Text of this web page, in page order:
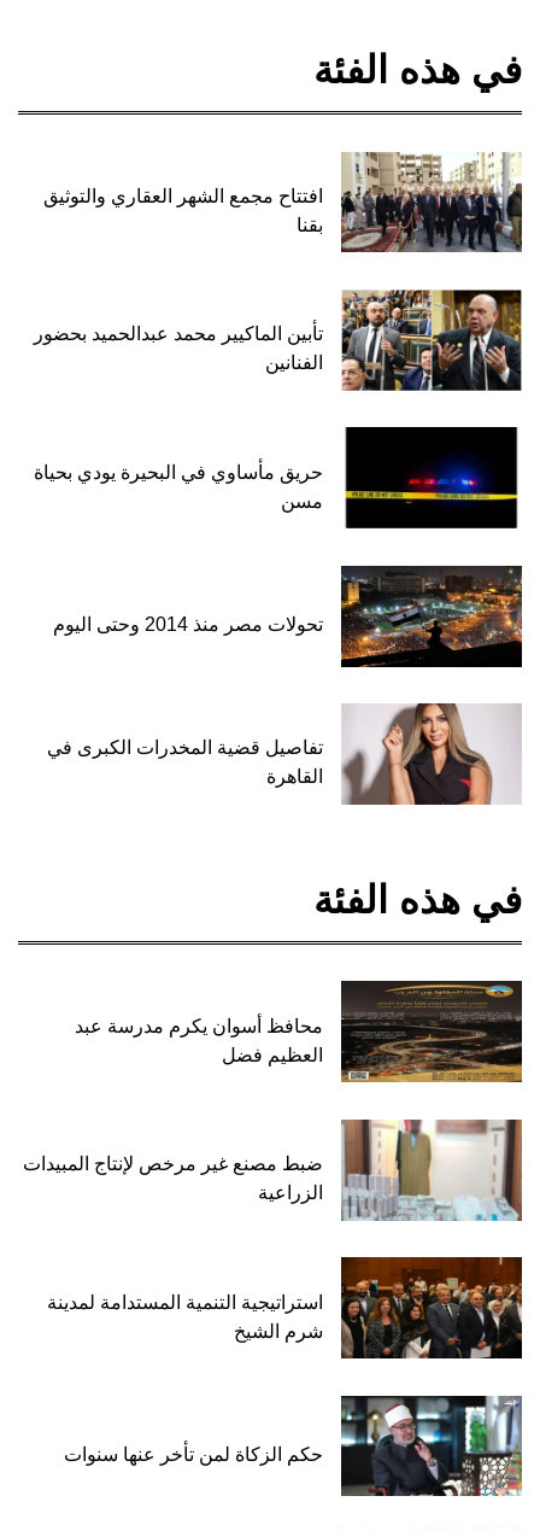
في هذه الفئة
افتتاح مجمع الشهر العقاري والتوثيق
بقنا
تأبين الماكيير محمد عبدالحميد بحضور
الفنانين
حريق مأساوي في البحيرة يودي بحياة
مسن
تحولات مصر منذ 2014 وحتى اليوم
تفاصيل قضية المخدرات الكبرى في
القاهرة
في هذه الفئة
محافظ أسوان يكرم مدرسة عبد
العظيم فضل
ضبط مصنع غير مرخص لإنتاج المبيدات
الزراعية
استراتيجية التنمية المستدامة لمدينة
شرم الشيخ
حكم الزكاة لمن تأخر عنها سنوات